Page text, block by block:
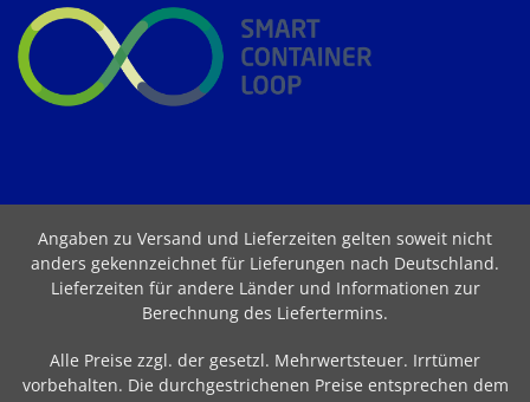
Angaben zu Versand und Lieferzeiten gelten soweit nicht
anders gekennzeichnet für Lieferungen nach Deutschland.
Lieferzeiten für andere Länder und Informationen zur
Berechnung des Liefertermins.
Alle Preise zzgl. der gesetzl. Mehrwertsteuer. Irrtümer
vorbehalten. Die durchgestrichenen Preise entsprechen dem